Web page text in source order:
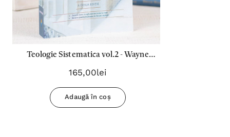
Teologie Sistematica vol.2 - Wayne
Grudem
165,00lei
Adaugă în coș